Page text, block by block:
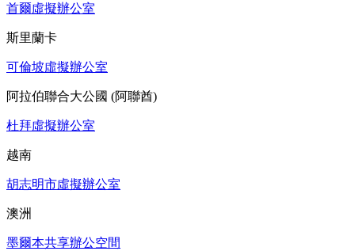
首爾虛擬辦公室
斯里蘭卡
可倫坡虛擬辦公室
阿拉伯聯合大公國 (阿聯酋)
杜拜虛擬辦公室
越南
胡志明市虛擬辦公室
澳洲
墨爾本共享辦公空間